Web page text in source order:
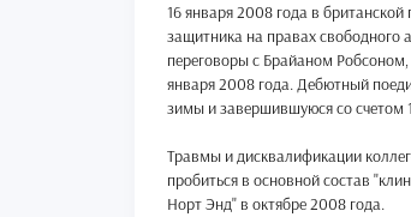
16 января 2008 года в
защитника на правах свободного
переговоры с Брайаном
января 2008 года. Дебютный
зимы и завершившуюся со счетом
Травмы и дисквалификации
пробиться в основной состав
Норт Энд" в октябре 2008 года.